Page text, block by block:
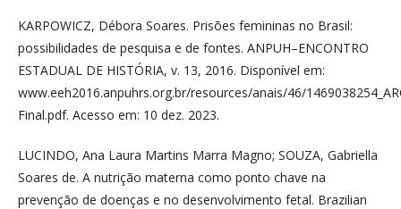
KARPOWICZ, Débora Soares. Prisões femininas no Brasil:
possibilidades de pesquisa e de fontes. ANPUH–ENCONTRO
ESTADUAL DE HISTÓRIA, v. 13, 2016. Disponível em:
www.eeh2016.anpuhrs.org.br/resources/anais/46/
Final.pdf. Acesso em: 10 dez. 2023.
LUCINDO, Ana Laura Martins Marra Magno; SOUZA, Gabriella
Soares de. A nutrição materna como ponto chave na
prevenção de doenças e no desenvolvimento fetal. Brazilian